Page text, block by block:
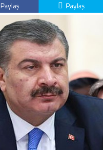
Paylaş Paylaş